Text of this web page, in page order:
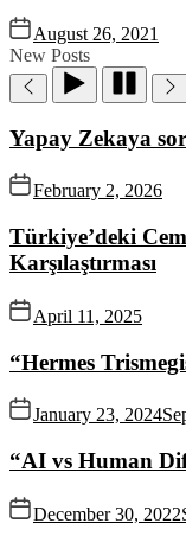
August 26, 2021
New Posts
Yapay Zekaya
February 2, 2026
Türkiye’deki
Karşılaştırması
April 11, 2025
“Hermes
January 23, 2024
“AI vs Human
December 30, 2022